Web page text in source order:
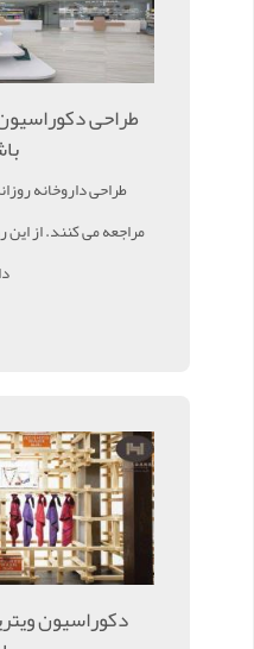
طراحی
طراحی داروخانه
مراجعه می کنند. از
دکوراسیون